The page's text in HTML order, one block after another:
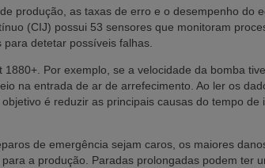
produção, as taxas de erro e o desempenho do
(CIJ) possui 53 sensores que monitoram
detetar possíveis falhas.
Por exemplo, se a velocidade da bomba
na entrada de ar de arrefecimento. Ao ler os
é reduzir as principais causas do tempo de
de emergência sejam caros, os maiores
a produção. Paradas prolongadas podem ter